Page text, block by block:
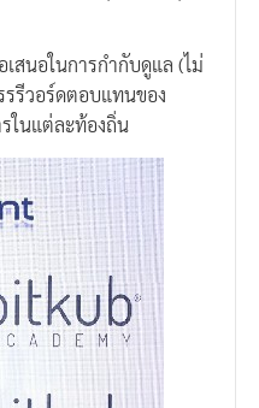
สนอในการกำกับดูแล (ไม่
รรีวอร์ดตอบแทนของ
ในแต่ละท้องถิ่น